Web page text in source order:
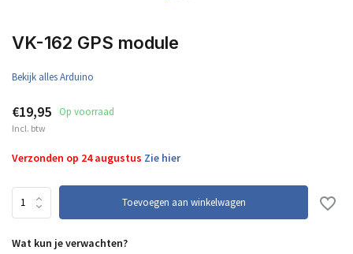
VK-162 GPS module
Bekijk alles Arduino
€19,95 Op voorraad
Incl. btw
Verzonden op 24 augustus Zie hier
Toevoegen aan winkelwagen
Wat kun je verwachten?